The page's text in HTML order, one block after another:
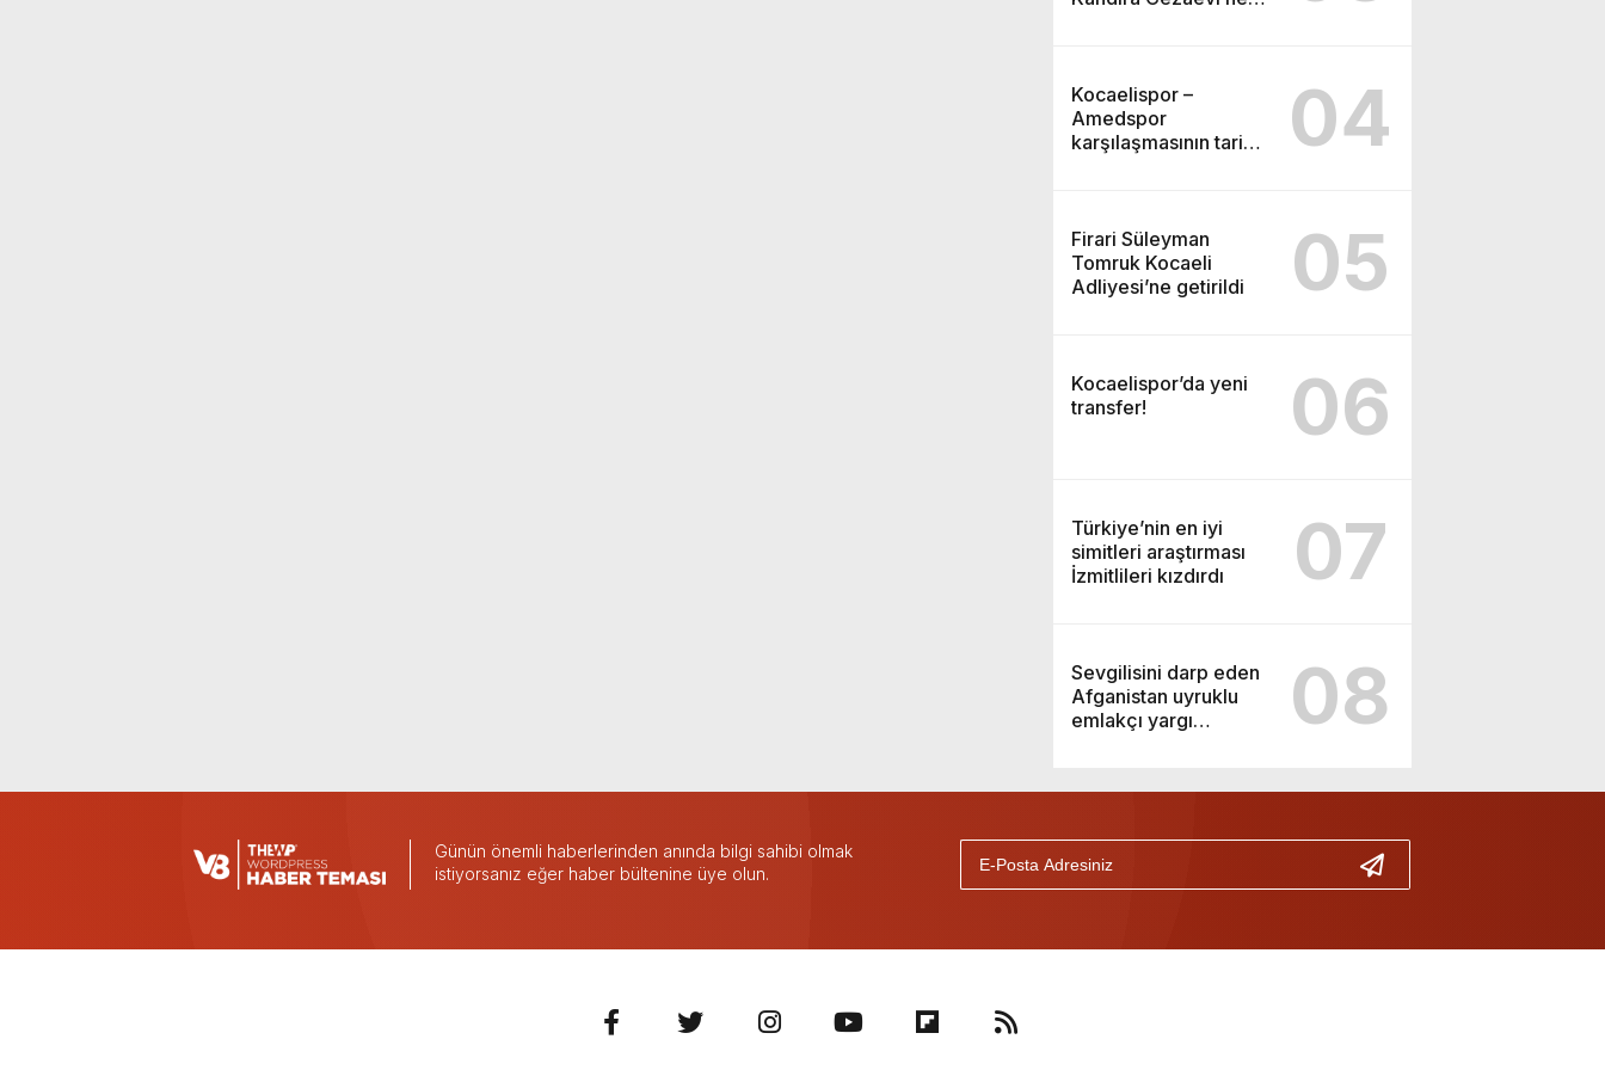
Kocaelispor –
Amedspor
karşılaşmasının tarihi
04
Firari Süleyman
Tomruk Kocaeli
Adliyesi’ne getirildi
05
Kocaelispor’da yeni
transfer!
06
Türkiye’nin en iyi
simitleri araştırması
İzmitlileri kızdırdı
07
Sevgilisini darp eden
Afganistan uyruklu
emlakçı yargı
08
Günün önemli haberlerinden anında bilgi sahibi olmak
istiyorsanız eğer haber bültenine üye olun.